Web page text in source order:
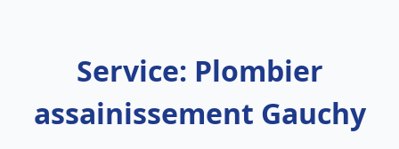
Service: Plombier
assainissement Gauchy